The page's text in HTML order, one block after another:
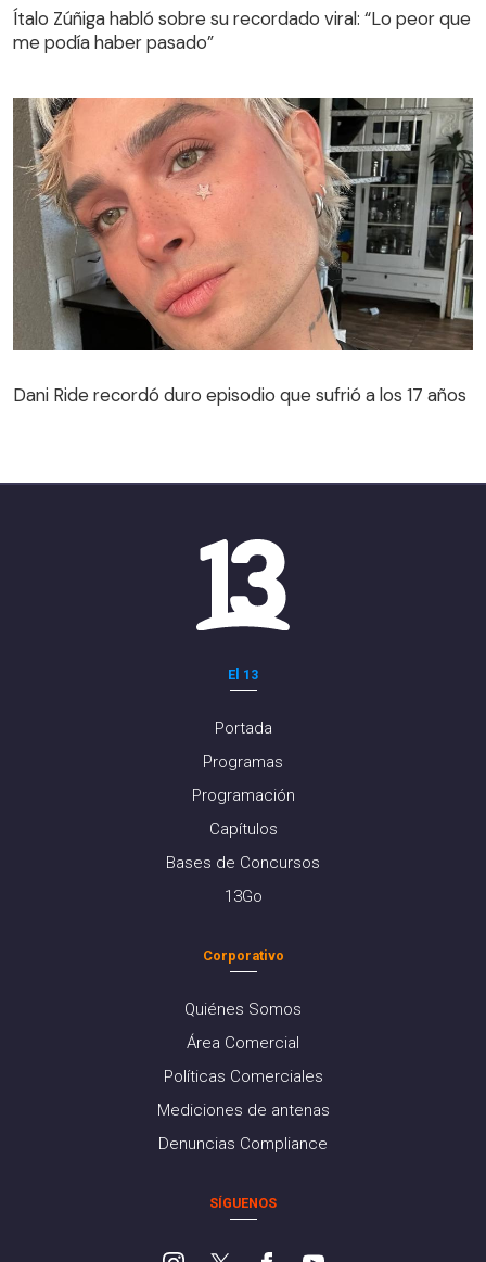
Ítalo Zúñiga habló sobre su recordado viral: “Lo peor que
me podía haber pasado”
Dani Ride recordó duro episodio que sufrió a los 17 años
El 13
Portada
Programas
Programación
Capítulos
Bases de Concursos
13Go
Corporativo
Quiénes Somos
Área Comercial
Políticas Comerciales
Mediciones de antenas
Denuncias Compliance
SÍGUENOS